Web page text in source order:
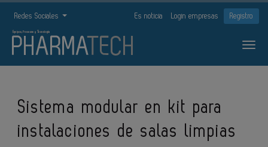
Redes Sociales Es noticia Login empresas Registro
Sistema modular en kit para
instalaciones de salas limpias